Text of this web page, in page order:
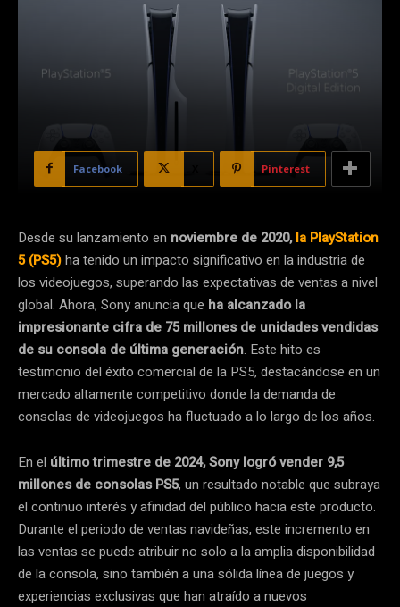
Facebook Pinterest
Desde su lanzamiento en noviembre de 2020,la PlayStation
5 (PS5)ha tenido un impacto significativo en la industria de
los videojuegos, superando las expectativas de ventas a nivel
global. Ahora, Sony anuncia que ha alcanzado la
impresionante cifra de 75 millones de unidades vendidas
de su consola de última generación. Este hito es
testimonio del éxito comercial de la PS5, destacándose en un
mercado altamente competitivo donde la demanda de
consolas de videojuegos ha fluctuado a lo largo de los años.
En el último trimestre de 2024, Sony logró vender 9,5
millones de consolas PS5, un resultado notable que subraya
el continuo interés y afinidad del público hacia este producto.
Durante el periodo de ventas navideñas, este incremento en
las ventas se puede atribuir no solo a la amplia disponibilidad
de la consola, sino también a una sólida línea de juegos y
experiencias exclusivas que han atraído a nuevos